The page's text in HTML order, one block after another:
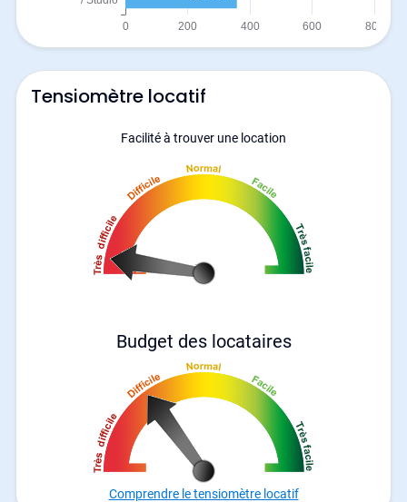
Tensiomètre locatif
Facilité à trouver une location
Budget des locataires
Comprendre le tensiomètre locatif